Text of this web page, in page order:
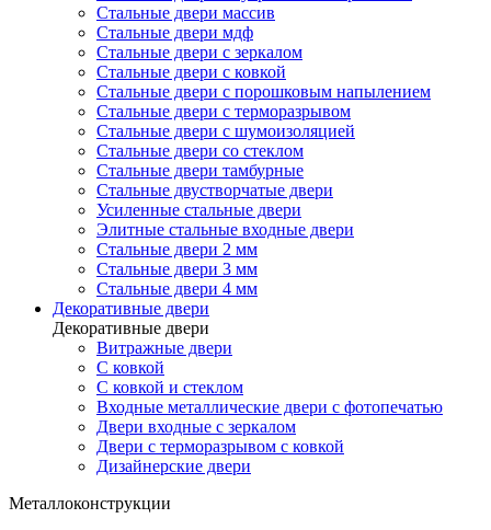
Стальные двери массив
Стальные двери мдф
Стальные двери с зеркалом
Стальные двери с ковкой
Стальные двери с порошковым напылением
Стальные двери с терморазрывом
Стальные двери с шумоизоляцией
Стальные двери со стеклом
Стальные двери тамбурные
Стальные двустворчатые двери
Усиленные стальные двери
Элитные стальные входные двери
Стальные двери 2 мм
Стальные двери 3 мм
Стальные двери 4 мм
Декоративные двери
Декоративные двери
Витражные двери
С ковкой
С ковкой и стеклом
Входные металлические двери с фотопечатью
Двери входные с зеркалом
Двери с терморазрывом с ковкой
Дизайнерские двери
Металлоконструкции